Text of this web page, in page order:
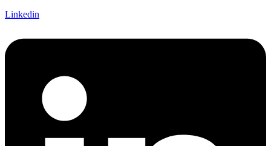
Linkedin